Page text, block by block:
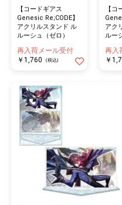
【コードギアス
Genesic Re;CODE】
アクリルスタンド ル
ルーシュ（ゼロ）
再入荷メール受付
￥1,760
(税込)
【コ
アク
ルー
再入
￥